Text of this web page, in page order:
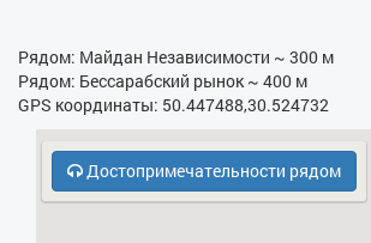
- Фен
- Электрочайник
- Кухонная плита
- СВЧ
Рядом: Майдан Независимости ~ 300 м
Рядом: Бессарабский рынок ~ 400 м
GPS координаты: 50.447488,30.524732
Достопримечательности рядом